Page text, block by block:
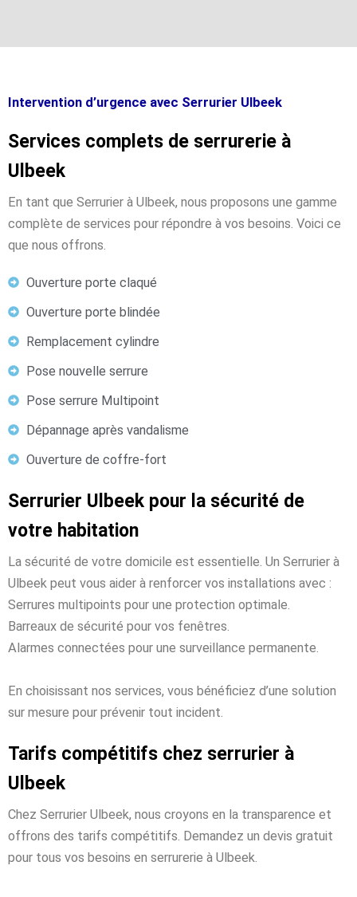
Intervention d’urgence avec Serrurier Ulbeek
Services complets de serrurerie à
Ulbeek
En tant que Serrurier à Ulbeek, nous proposons une gamme
complète de services pour répondre à vos besoins. Voici ce
que nous offrons.
Ouverture porte claqué
Ouverture porte blindée
Remplacement cylindre
Pose nouvelle serrure
Pose serrure Multipoint
Dépannage après vandalisme
Ouverture de coffre-fort
Serrurier Ulbeek pour la sécurité de
votre habitation
La sécurité de votre domicile est essentielle. Un Serrurier à
Ulbeek peut vous aider à renforcer vos installations avec :
Serrures multipoints pour une protection optimale.
Barreaux de sécurité pour vos fenêtres.
Alarmes connectées pour une surveillance permanente.
En choisissant nos services, vous bénéficiez d’une solution
sur mesure pour prévenir tout incident.
Tarifs compétitifs chez serrurier à
Ulbeek
Chez Serrurier Ulbeek, nous croyons en la transparence et
offrons des tarifs compétitifs. Demandez un devis gratuit
pour tous vos besoins en serrurerie à Ulbeek.